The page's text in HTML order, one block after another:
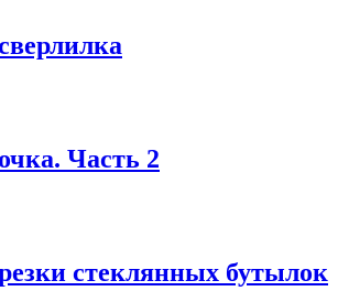
Часть 2
стеклянных бутылок